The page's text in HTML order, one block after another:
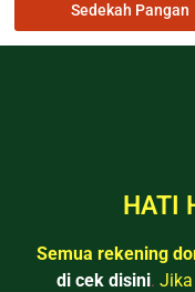
Sedekah Pangan
HATI
Semua rekening
di cek disini.